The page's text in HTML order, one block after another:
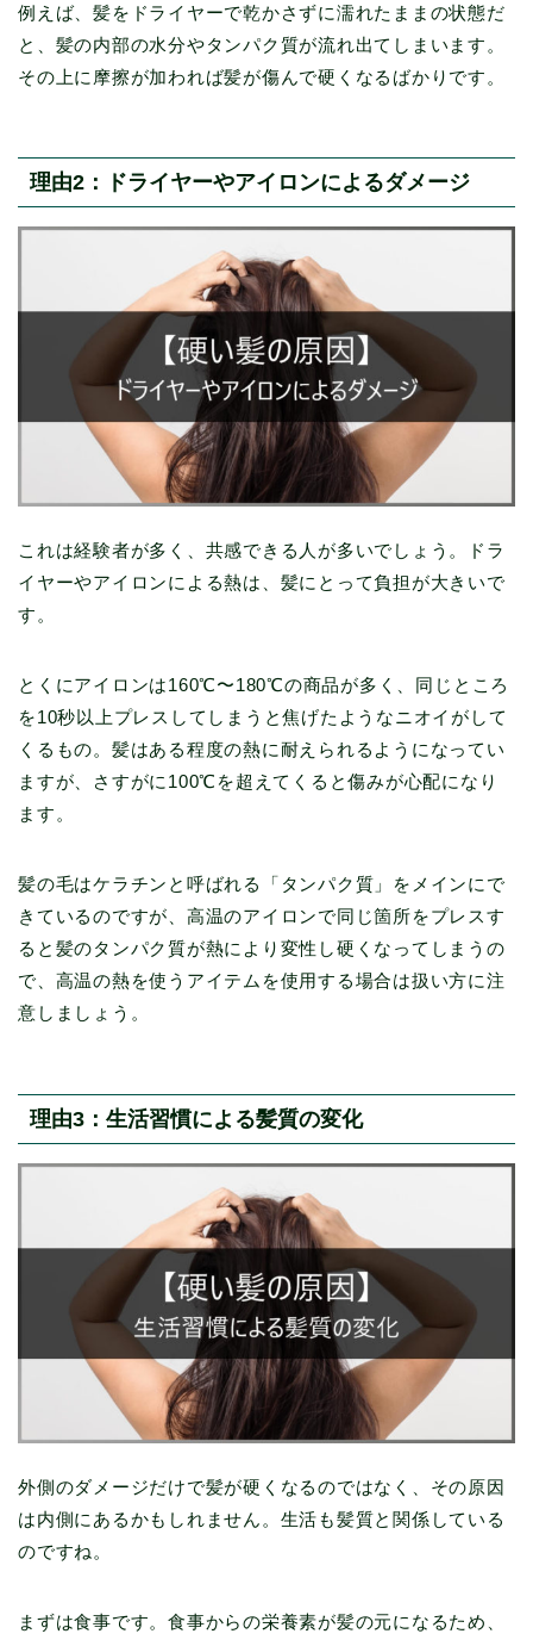
例えば、髪をドライヤーで乾かさずに濡れたままの状態だ
と、髪の内部の水分やタンパク質が流れ出てしまいます。
その上に摩擦が加われば髪が傷んで硬くなるばかりです。
理由2：ドライヤーやアイロンによるダメージ
これは経験者が多く、共感できる人が多いでしょう。ドラ
イヤーやアイロンによる熱は、髪にとって負担が大きいで
す。
とくにアイロンは160℃〜180℃の商品が多く、同じところ
を10秒以上プレスしてしまうと焦げたようなニオイがして
くるもの。髪はある程度の熱に耐えられるようになってい
ますが、さすがに100℃を超えてくると傷みが心配になり
ます。
髪の毛はケラチンと呼ばれる「タンパク質」をメインにで
きているのですが、高温のアイロンで同じ箇所をプレスす
ると髪のタンパク質が熱により変性し硬くなってしまうの
で、高温の熱を使うアイテムを使用する場合は扱い方に注
意しましょう。
理由3：生活習慣による髪質の変化
外側のダメージだけで髪が硬くなるのではなく、その原因
は内側にあるかもしれません。生活も髪質と関係している
のですね。
まずは食事です。食事からの栄養素が髪の元になるため、